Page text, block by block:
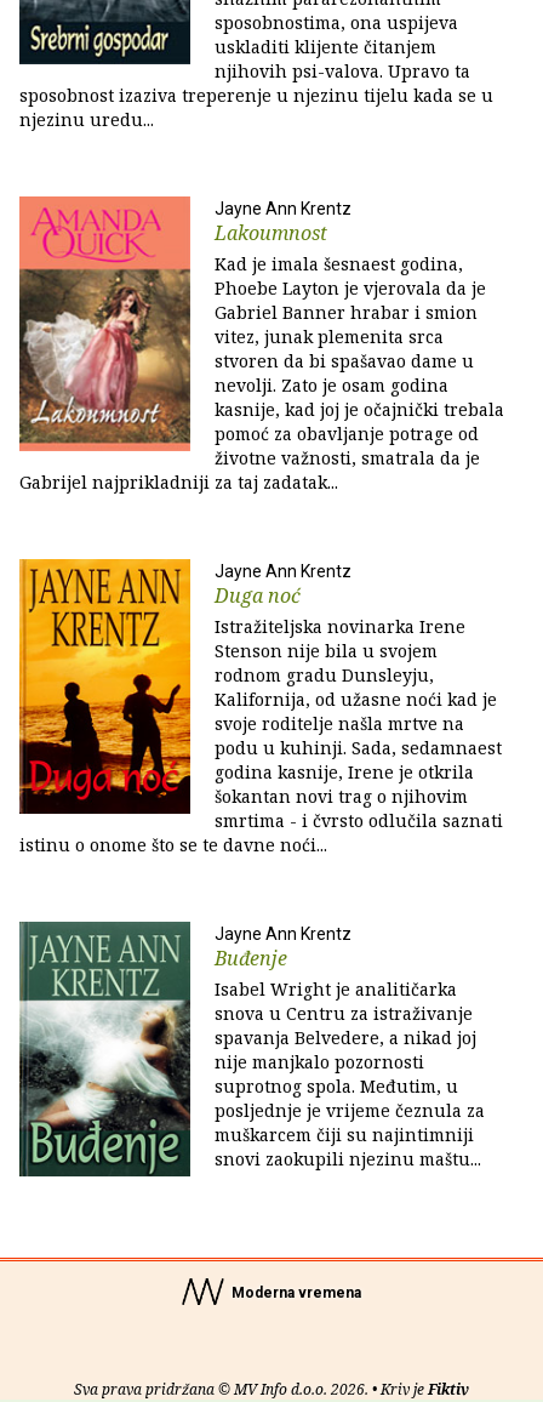
sposobnostima, ona uspijeva
uskladiti klijente čitanjem
njihovih psi-valova. Upravo ta
sposobnost izaziva treperenje u njezinu tijelu kada se u
njezinu uredu...
Jayne Ann Krentz
Lakoumnost
Kad je imala šesnaest godina,
Phoebe Layton je vjerovala da je
Gabriel Banner hrabar i smion
vitez, junak plemenita srca
stvoren da bi spašavao dame u
nevolji. Zato je osam godina
kasnije, kad joj je očajnički trebala
pomoć za obavljanje potrage od
životne važnosti, smatrala da je
Gabrijel najprikladniji za taj zadatak...
Jayne Ann Krentz
Duga noć
Istražiteljska novinarka Irene
Stenson nije bila u svojem
rodnom gradu Dunsleyju,
Kalifornija, od užasne noći kad je
svoje roditelje našla mrtve na
podu u kuhinji. Sada, sedamnaest
godina kasnije, Irene je otkrila
šokantan novi trag o njihovim
smrtima - i čvrsto odlučila saznati
istinu o onome što se te davne noći...
Jayne Ann Krentz
Buđenje
Isabel Wright je analitičarka
snova u Centru za istraživanje
spavanja Belvedere, a nikad joj
nije manjkalo pozornosti
suprotnog spola. Međutim, u
posljednje je vrijeme čeznula za
muškarcem čiji su najintimniji
snovi zaokupili njezinu maštu...
Moderna vremena
Sva prava pridržana © MV Info d.o.o. 2026. • Kriv jeFiktiv